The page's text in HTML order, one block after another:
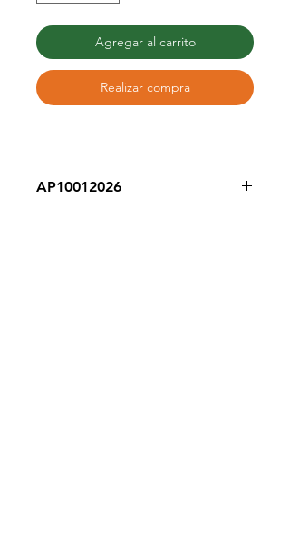
Agregar al carrito
Realizar compra
AP10012026